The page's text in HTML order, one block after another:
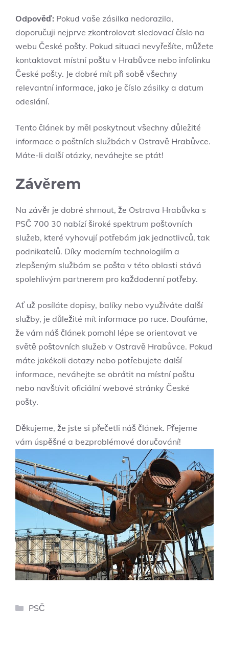
Odpověď: Pokud vaše zásilka nedorazila,
doporučuji nejprve zkontrolovat sledovací číslo na
webu České pošty. Pokud situaci nevyřešíte, můžete
kontaktovat místní poštu v Hrabůvce nebo infolinku
České pošty. Je dobré mít při sobě všechny
relevantní informace, jako je číslo zásilky a datum
odeslání.
Tento článek by měl poskytnout všechny důležité
informace o poštních službách v Ostravě Hrabůvce.
Máte-li další otázky, neváhejte se ptát!
Závěrem
Na závěr je dobré shrnout, že Ostrava Hrabůvka s
PSČ 700 30 nabízí široké spektrum poštovních
služeb, které vyhovují potřebám jak jednotlivců, tak
podnikatelů. Díky moderním technologiím a
zlepšeným službám se pošta v této oblasti stává
spolehlivým partnerem pro každodenní potřeby.
Ať už posíláte dopisy, balíky nebo využíváte další
služby, je důležité mít informace po ruce. Doufáme,
že vám náš článek pomohl lépe se orientovat ve
světě poštovních služeb v Ostravě Hrabůvce. Pokud
máte jakékoli dotazy nebo potřebujete další
informace, neváhejte se obrátit na místní poštu
nebo navštívit oficiální webové stránky České
pošty.
Děkujeme, že jste si přečetli náš článek. Přejeme
vám úspěšné a bezproblémové doručování!
Rubriky
PSČ